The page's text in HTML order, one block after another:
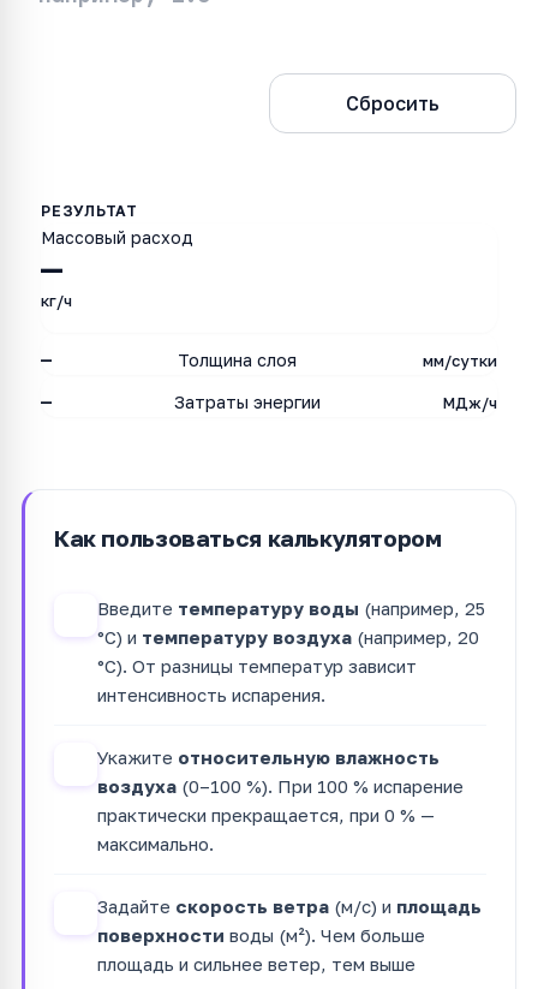
Сбросить
—
Массовый расход
кг/ч
— Толщина слоя мм/сутки
— Затраты энергии МДж/ч
Как пользоваться калькулятором
Введите температуру воды (например, 25
°C) и температуру воздуха (например, 20
°C). От разницы температур зависит
интенсивность испарения.
Укажите относительную влажность
воздуха (0–100 %). При 100 % испарение
практически прекращается, при 0 % —
максимально.
Задайте скорость ветра (м/с) и площадь
поверхности воды (м²). Чем больше
площадь и сильнее ветер, тем выше